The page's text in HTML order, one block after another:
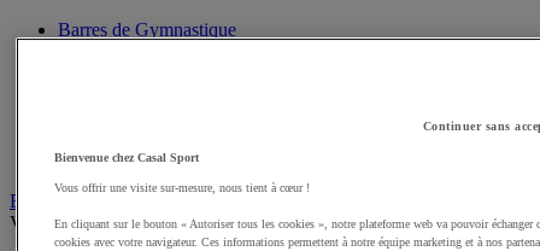
Barres de Gymnastique
Magnésie Gymnastique
Equipement Gymnastique indispensable
Voir tous les produits
Continuer sans
Bienvenue chez Casal Sport
Vous offrir une visite sur-mesure, nous tient à cœur !
En cliquant sur le bouton « Autoriser tous les cookies », notre plateforme web va pouvoir échanger
cookies avec votre navigateur. Ces informations permettent à notre équipe marketing et à nos